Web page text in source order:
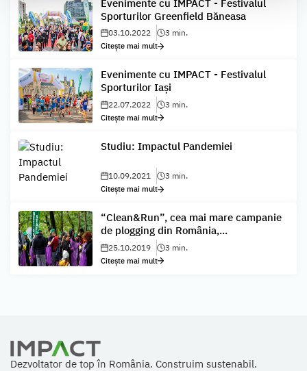
Evenimente cu IMPACT - Festivalul
Sporturilor Greenfield Băneasa
03.10.2022 3 min.
Citește mai mult
Evenimente cu IMPACT - Festivalul
Sporturilor Iași
22.07.2022 3 min.
Citește mai mult
Studiu: Impactul Pandemiei
10.09.2021 3 min.
Citește mai mult
“Clean&Run”, cea mai mare campanie
de plogging din România,...
25.10.2019 3 min.
Citește mai mult
Dezvoltator de top în România. Construim sustenabil.